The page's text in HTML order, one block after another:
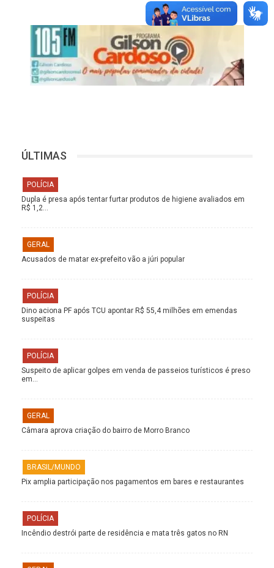
ÚLTIMAS
POLÍCIA
Dupla é presa após tentar furtar produtos de higiene avaliados em
R$ 1,2…
GERAL
Acusados de matar ex-prefeito vão a júri popular
POLÍCIA
Dino aciona PF após TCU apontar R$ 55,4 milhões em emendas
suspeitas
POLÍCIA
Suspeito de aplicar golpes em venda de passeios turísticos é preso
em…
GERAL
Câmara aprova criação do bairro de Morro Branco
BRASIL/MUNDO
Pix amplia participação nos pagamentos em bares e restaurantes
POLÍCIA
Incêndio destrói parte de residência e mata três gatos no RN